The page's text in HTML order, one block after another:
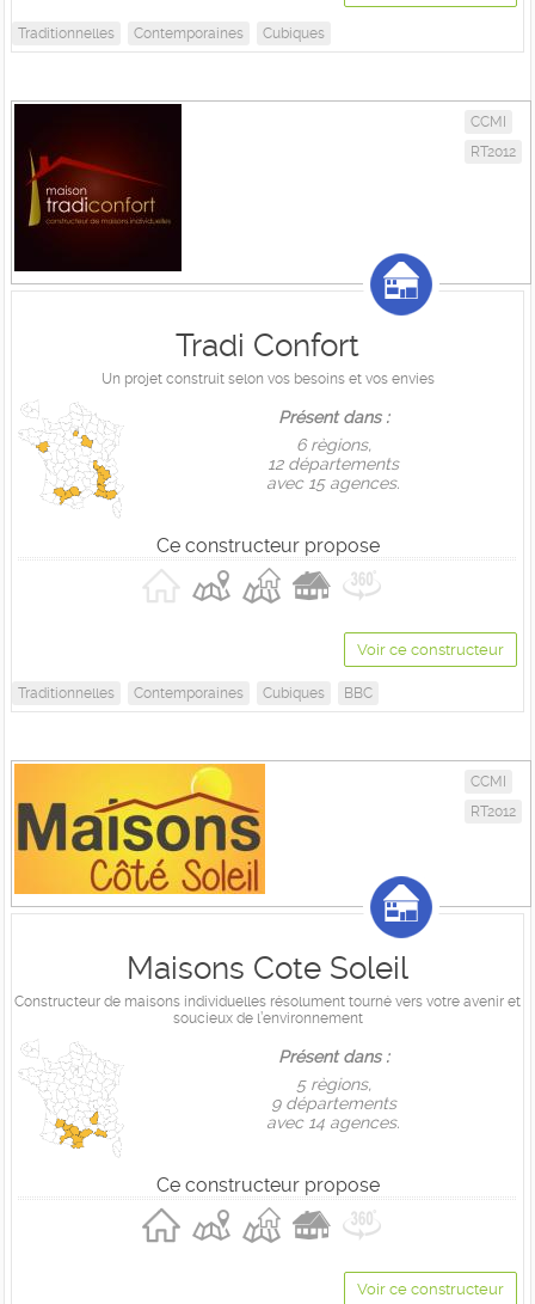
Traditionnelles Contemporaines Cubiques
CCMI
RT2012
Tradi Confort
Un projet construit selon vos besoins et vos envies
Présent dans :
6 règions,
12 départements
avec 15 agences.
Ce constructeur propose
Voir ce constructeur
Traditionnelles Contemporaines Cubiques BBC
CCMI
RT2012
Maisons Cote Soleil
Constructeur de maisons individuelles résolument tourné vers votre avenir et
soucieux de l’environnement
Présent dans :
5 règions,
9 départements
avec 14 agences.
Ce constructeur propose
Voir ce constructeur